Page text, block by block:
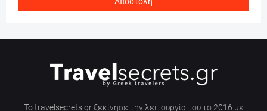
Το travelsecrets.gr ξεκίνησε την λειτουργία του το 2016 με